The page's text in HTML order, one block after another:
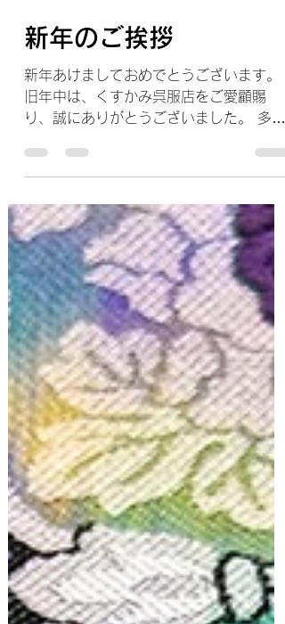
くすかみ呉服店
1月1日
読了時間: 1分
新年のご挨拶
新年あけましておめでとうございます。
旧年中は、くすかみ呉服店をご愛顧賜
り、誠にありがとうございました。 多く
のお客様とのご縁に心より感謝申し上げ
ます。 本年も、着物を通して皆様の暮ら
しがより豊かで、 楽しいひとときとなり
ますよう、誠心誠意努めてまいります。
変わらぬご愛顧を賜りますよう、どうぞ
よろしくお願い申し上げます。 令和八
年 元旦 くすかみ呉服店 店主
―――――――――― 【年始の営業のご
案内】 1月5日（日）より通常営業いた
します。